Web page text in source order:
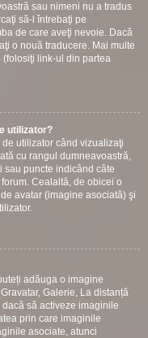
sau nimeni nu a tradus
să-l întrebaţi pe
de care aveţi nevoie. Dacă
o nouă traducere. Mai multe
link-ul din partea
utilizator?
utilizator când vizualizaţi
cu rangul dumneavoastră,
sau puncte indicând câte
Cealaltă, de obicei o
avatar (imagine asociată) şi
adăuga o imagine
Galerie, La distanță
să activeze imaginile
prin care imaginile
asociate, atunci